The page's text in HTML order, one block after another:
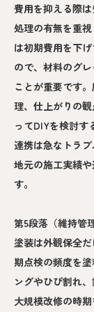
費用を抑える際
処理の有無を重
は初期費用を下
ので、材料のグ
ことが重要です
理、仕上がりの
ってDIYを検討す
連携は急なトラブ
地元の施工実績
す。
第5段落（維持管
塗装は外観保全
期点検の頻度を
ングやひび割れ
大規模改修の時